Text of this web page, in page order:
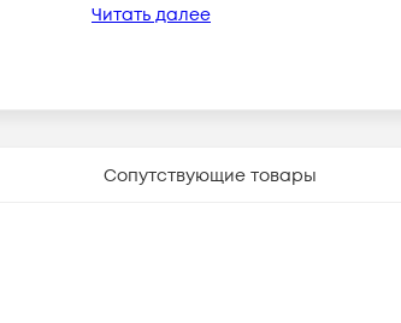
Читать далее
Сопутствующие товары